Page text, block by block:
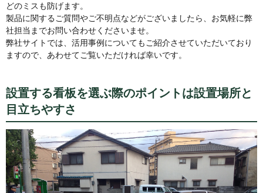
どのミスも防げます。
製品に関するご質問やご不明点などがございましたら、お気軽に弊
社担当までお問い合わせくださいませ。
弊社サイトでは、活用事例についてもご紹介させていただいており
ますので、あわせてご覧いただければ幸いです。
設置する看板を選ぶ際のポイントは設置場所と
目立ちやすさ